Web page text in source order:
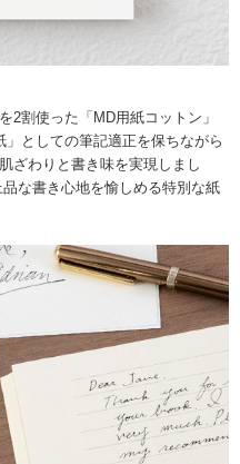
2割使った「MD用紙コットン」
としての筆記適正を保ちながら
ざわりと書き味を実現しまし
な書き心地を愉しめる特別な紙